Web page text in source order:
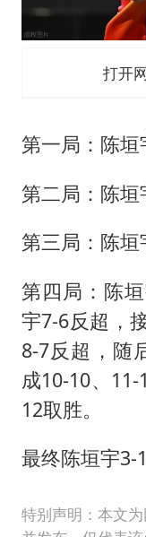
打开
第一局：陈垣
第二局：陈垣
第三局：陈垣
第四局：陈
宇7-6反超，
8-7反超，随
成10-10、
12取胜。
最终陈垣宇3-
特别声明：本文